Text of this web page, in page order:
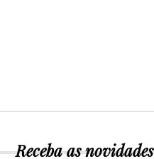
Receba as novidades